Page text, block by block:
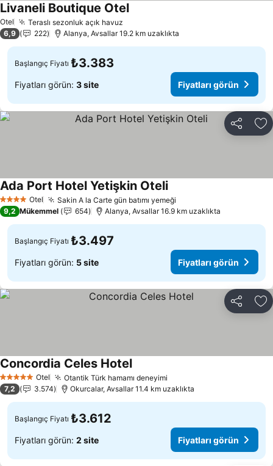
Otel Teraslı sezonluk açık havuz
Livaneli Boutique OtelFiyatları görün
6,9 222 Alanya, Avsallar 19.2 km uzaklıkta
Başlangıç Fiyatı ₺3.383
Fiyatları görün: 3 site Fiyatları görün
Paylaş
4 Yıldız Otel Sakin A la Carte gün batımı yemeği
Ada Port Hotel Yetişkin OteliFiyatları görün
9,2 Mükemmel 654 Alanya, Avsallar 16.9 km uzaklıkta
Başlangıç Fiyatı ₺3.497
Fiyatları görün: 5 site Fiyatları görün
Paylaş
5 Yıldız Otel Otantik Türk hamamı deneyimi
Concordia Celes HotelFiyatları görün
7,2 3.574 Okurcalar, Avsallar 11.4 km uzaklıkta
Başlangıç Fiyatı ₺3.612
Fiyatları görün: 2 site Fiyatları görün